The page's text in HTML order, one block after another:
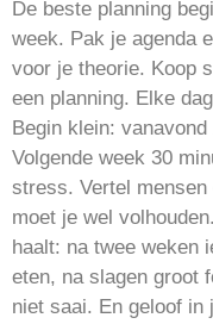
De beste planning
week. Pak je agenda
voor je theorie. Koop
een planning. Elke
Begin klein:
Volgende week 30
stress. Vertel
moet je wel
haalt: na twee weken
eten, na slagen groot
niet saai. En geloof in